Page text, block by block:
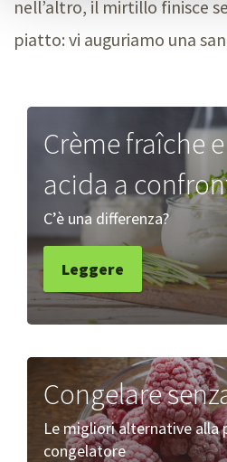
nell’altro, il mirtillo finisce
piatto: vi auguriamo una
Crème fraîche
acida a
C’è una differenza?
Leggere
Congelare
Le migliori alternative alla
congelatore